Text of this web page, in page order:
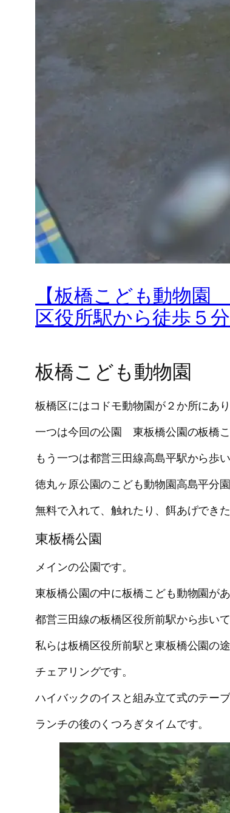
【板橋こども動物
区役所駅から徒歩５
板橋こども動物園
板橋区にはコドモ動物園が２か所にあり
一つは今回の公園 東板橋公園の板橋こ
もう一つは都営三田線高島平駅から歩
徳丸ヶ原公園のこども動物園高島平分園
無料で入れて、触れたり、餌あげでき
東板橋公園
メインの公園です。
東板橋公園の中に板橋こども動物園があ
都営三田線の板橋区役所前駅から歩い
私らは板橋区役所前駅と東板橋公園の
チェアリングです。
ハイバックのイスと組み立て式のテー
ランチの後のくつろぎタイムです。